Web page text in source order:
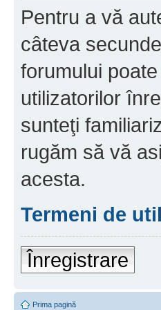
Pentru a vă
câteva
forumului
utilizatorilor
sunteţi
rugăm să vă
acesta.
Termeni de
Înregistrare
Prima pagină